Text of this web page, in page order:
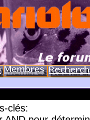
clés: